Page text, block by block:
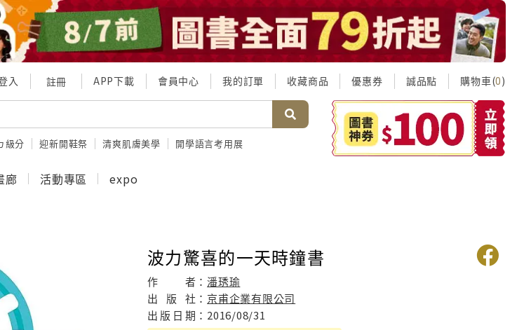
入 註冊 APP下載 會員中心 我的訂單 收藏商品 優惠券 誠品點 購物車(0)
級分 迎新開鞋祭 清爽肌膚美學 開學語言考用展
廊 活動專區 expo
波力驚喜的一天時鐘書
作 者：潘琇瑜
出
版 社： 京甫企業有限公司
出 版 日 期： 2016/08/31